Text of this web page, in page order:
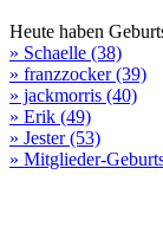
Heute haben
» Schaelle (38)
» franzzocker (39)
» jackmorris (40)
» Erik (49)
» Jester (53)
» Mitglieder-